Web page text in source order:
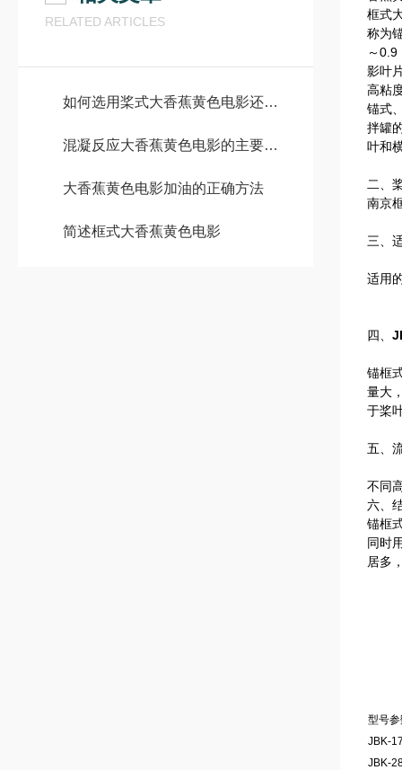
RELATED ARTICLES
如何选用桨式大香蕉黄色电影还是框式大香蕉黄色电影
混凝反应大香蕉黄色电影的主要作用有哪些？
大香蕉黄色电影加油的正确方法
简述框式大香蕉黄色电影
框式
称为
～
影叶
高粘
锚式
拌罐
叶和
二、
南京
三、
适用
四、
锚框
量大
于桨
五、
不同
六、
锚框
同时
居多
型号
JBK-
JBK-